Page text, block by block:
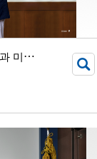
[
대외협력처 Interview] 외대인의 자긍심과 미래에 대한 투자